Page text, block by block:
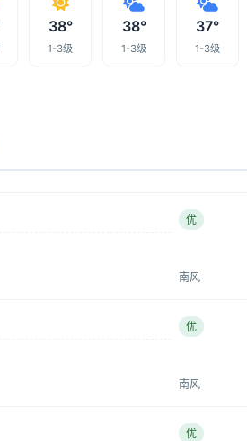
38°
1-3级
38°
1-3级
37°
1-3级
优
南风
优
南风
优